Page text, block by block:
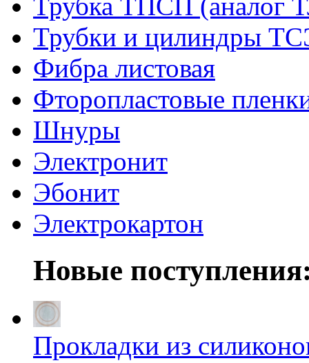
Трубка ТПСП (аналог
Трубки и цилиндры
Фибра листовая
Фторопластовые
Шнуры
Электронит
Эбонит
Электрокартон
Новые
Прокладки из